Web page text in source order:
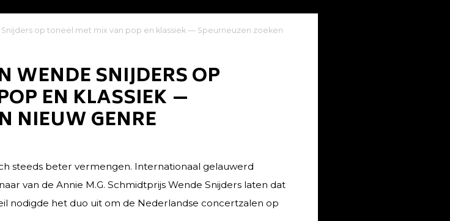
op toneel met mix van pop en klassiek — Speurneuzen zoeken
WENDE SNIJDERS OP
EN KLASSIEK —
NIEUW GENRE
steeds beter vermengen. Internationaal gelauwerd
van de Annie M.G. Schmidtprijs Wende Snijders laten dat
nodigde het duo uit om de Nederlandse concertzalen op